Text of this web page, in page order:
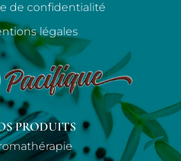
de confidentialité
légales
PRODUITS